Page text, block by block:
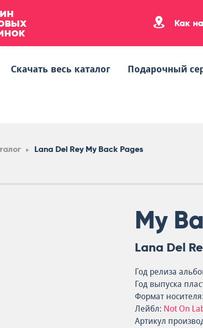
Как
Скачать весь каталог Подарочный
Lana Del Rey My Back Pages
My
Lana Del
Год релиза
Год выпуска
Формат носителя:
Лейбл: Not On
Артикул